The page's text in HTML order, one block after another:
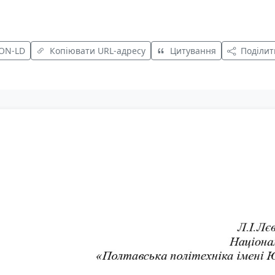
LD Копіювати URL-адресу Цитування